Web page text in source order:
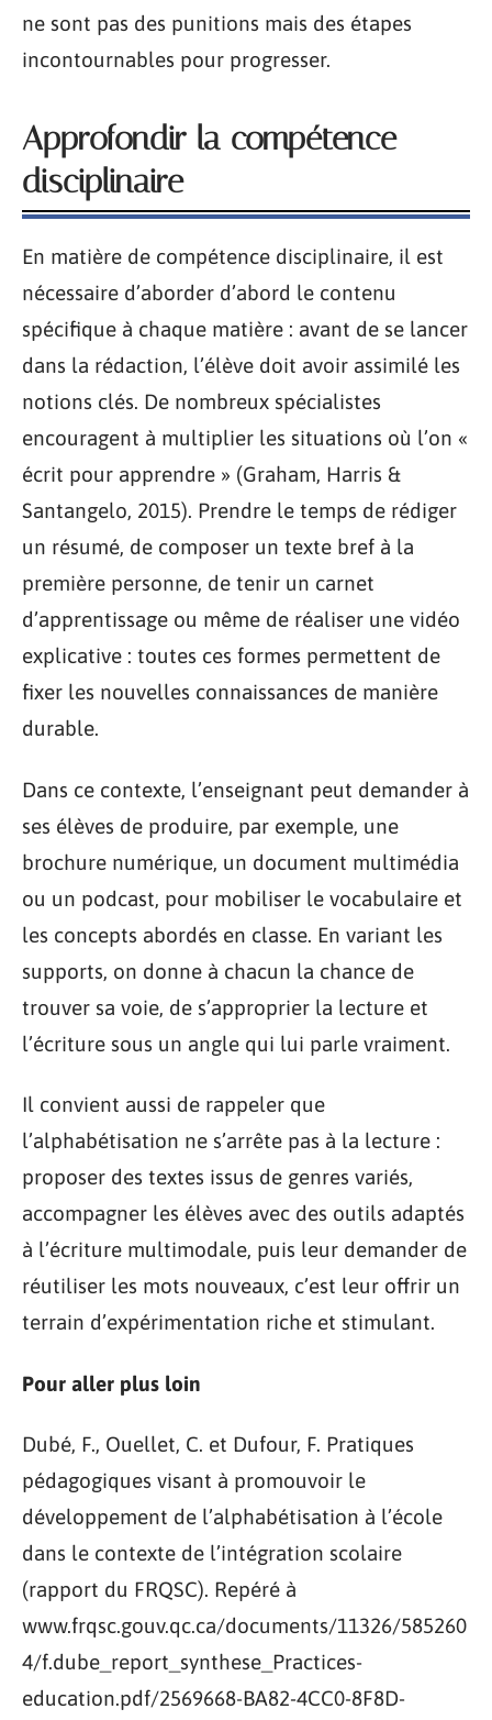
ne sont pas des punitions mais des étapes
incontournables pour progresser.
Approfondir la compétence
disciplinaire
En matière de compétence disciplinaire, il est
nécessaire d’aborder d’abord le contenu
spécifique à chaque matière : avant de se lancer
dans la rédaction, l’élève doit avoir assimilé les
notions clés. De nombreux spécialistes
encouragent à multiplier les situations où l’on «
écrit pour apprendre » (Graham, Harris &
Santangelo, 2015). Prendre le temps de rédiger
un résumé, de composer un texte bref à la
première personne, de tenir un carnet
d’apprentissage ou même de réaliser une vidéo
explicative : toutes ces formes permettent de
fixer les nouvelles connaissances de manière
durable.
Dans ce contexte, l’enseignant peut demander à
ses élèves de produire, par exemple, une
brochure numérique, un document multimédia
ou un podcast, pour mobiliser le vocabulaire et
les concepts abordés en classe. En variant les
supports, on donne à chacun la chance de
trouver sa voie, de s’approprier la lecture et
l’écriture sous un angle qui lui parle vraiment.
Il convient aussi de rappeler que
l’alphabétisation ne s’arrête pas à la lecture :
proposer des textes issus de genres variés,
accompagner les élèves avec des outils adaptés
à l’écriture multimodale, puis leur demander de
réutiliser les mots nouveaux, c’est leur offrir un
terrain d’expérimentation riche et stimulant.
Pour aller plus loin
Dubé, F., Ouellet, C. et Dufour, F. Pratiques
pédagogiques visant à promouvoir le
développement de l’alphabétisation à l’école
dans le contexte de l’intégration scolaire
(rapport du FRQSC). Repéré à
www.frqsc.gouv.qc.ca/documents/11326/585260
4/f.dube_report_synthese_Practices-
education.pdf/2569668-BA82-4CC0-8F8D-